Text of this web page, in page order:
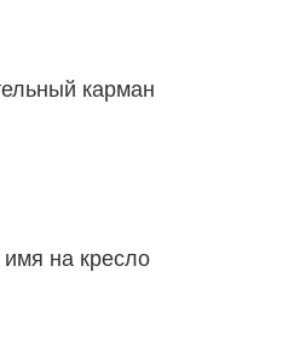
карман
на кресло